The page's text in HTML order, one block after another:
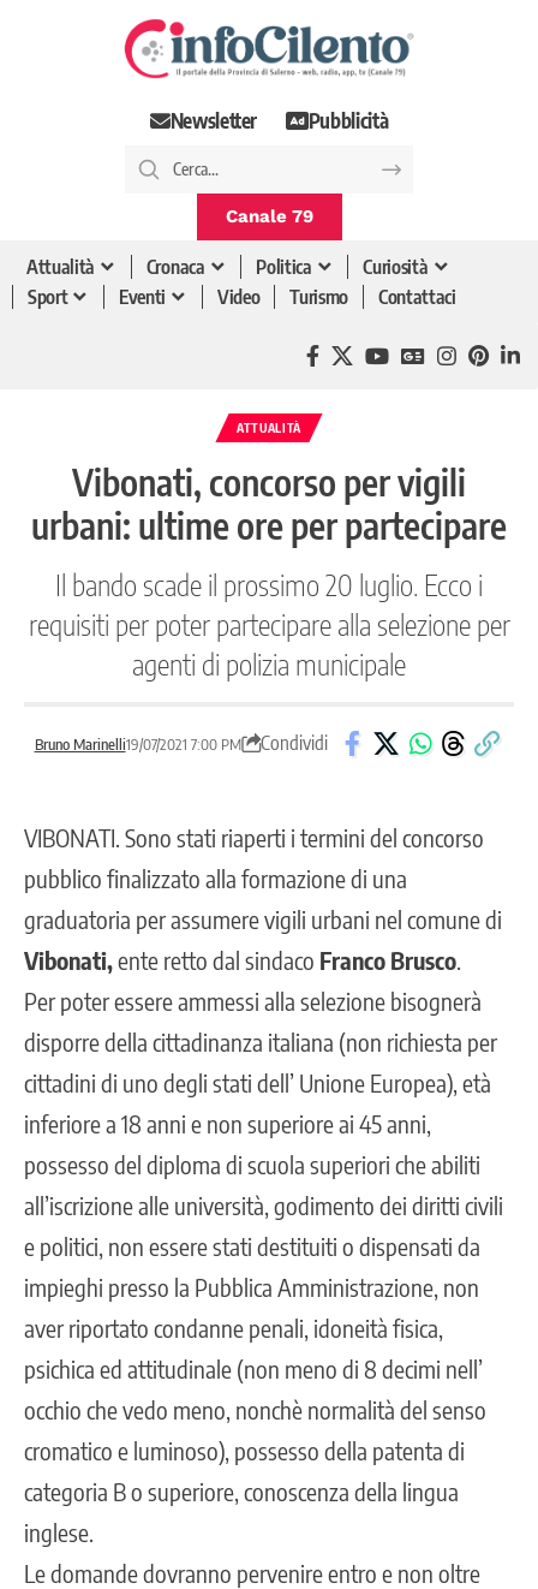
Newsletter Pubblicità
Canale 79
Attualità Cronaca Politica
Curiosità
Sport
Eventi Video Turismo Contattaci
ATTUALITÀ
Vibonati, concorso per vigili
urbani: ultime ore per partecipare
Il bando scade il prossimo 20 luglio. Ecco i
requisiti per poter partecipare alla selezione per
agenti di polizia municipale
Bruno Marinelli19/07/2021 7:00 PM Condividi
VIBONATI. Sono stati riaperti i termini del concorso
pubblico finalizzato alla formazione di una
graduatoria per assumere vigili urbani nel comune di
Vibonati,ente retto dal sindaco Franco Brusco
Per poter essere ammessi alla selezione bisognerà
disporre della cittadinanza italiana (non richiesta per
cittadini di uno degli stati dell’ Unione Europea), età
inferiore a 18 anni e non superiore ai 45 anni,
possesso del diploma di scuola superiori che abiliti
all’iscrizione alle università, godimento dei diritti civili
e politici, non essere stati destituiti o dispensati da
impieghi presso la Pubblica Amministrazione, non
aver riportato condanne penali, idoneità fisica,
psichica ed attitudinale (non meno di 8 decimi nell’
occhio che vedo meno, nonchè normalità del senso
cromatico e luminoso), possesso della patenta di
categoria B o superiore, conoscenza della lingua
inglese.
Le domande dovranno pervenire entro e non oltre